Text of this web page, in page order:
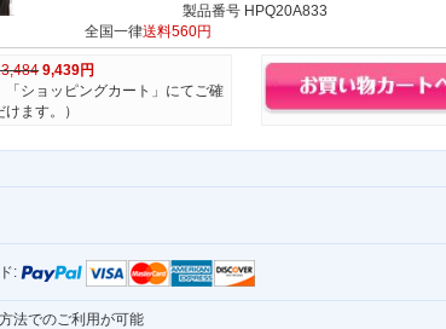
製品番号 HPQ20A833
全国一律送料560円
9,439円
「ショッピングカート」にてご確
ます。）
:
法でのご利用が可能